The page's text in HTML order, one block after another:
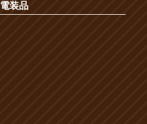
電装品